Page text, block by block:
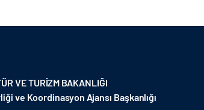
VE TURİZM BAKANLIĞI
ve Koordinasyon Ajansı Başkanlığı